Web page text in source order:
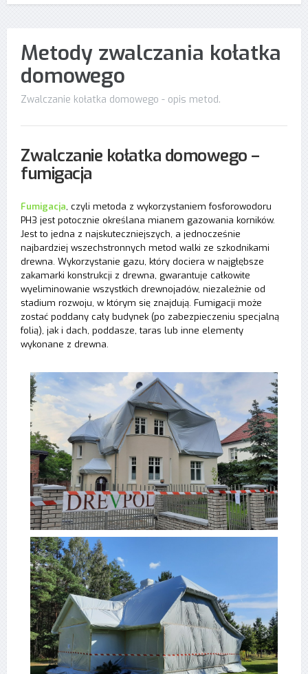
Metody zwalczania kołatka
domowego
Zwalczanie kołatka domowego - opis metod.
Zwalczanie kołatka domowego –
fumigacja
Fumigacja, czyli metoda z wykorzystaniem fosforowodoru
PH3 jest potocznie określana mianem gazowania korników.
Jest to jedna z najskuteczniejszych, a jednocześnie
najbardziej wszechstronnych metod walki ze szkodnikami
drewna. Wykorzystanie gazu, który dociera w najgłębsze
zakamarki konstrukcji z drewna, gwarantuje całkowite
wyeliminowanie wszystkich drewnojadów, niezależnie od
stadium rozwoju, w którym się znajdują. Fumigacji może
zostać poddany cały budynek (po zabezpieczeniu specjalną
folią), jak i dach, poddasze, taras lub inne elementy
wykonane z drewna.